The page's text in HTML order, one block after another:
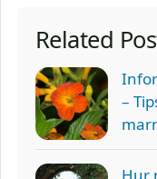
Related
–